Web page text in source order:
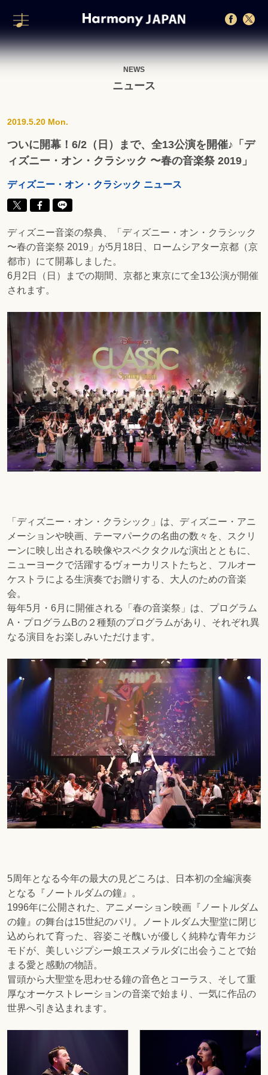
NEWS
ニュース
2019.5.20 Mon.
ついに開幕！6/2（日）まで、全13公演を開催♪「デ
ィズニー・オン・クラシック 〜春の音楽祭 2019」
ディズニー・オン・クラシック ニュース
ディズニー音楽の祭典、「ディズニー・オン・クラシック
〜春の音楽祭 2019」が5月18日、ロームシアター京都（京
都市）にて開幕しました。
6月2日（日）までの期間、京都と東京にて全13公演が開催
されます。
「ディズニー・オン・クラシック」は、ディズニー・アニ
メーションや映画、テーマパークの名曲の数々を、スクリ
ーンに映し出される映像やスペクタクルな演出とともに、
ニューヨークで活躍するヴォーカリストたちと、フルオー
ケストラによる生演奏でお贈りする、大人のための音楽
会。
毎年5月・6月に開催される「春の音楽祭」は、プログラム
A・プログラムBの２種類のプログラムがあり、それぞれ異
なる演目をお楽しみいただけます。
5周年となる今年の最大の見どころは、日本初の全編演奏
となる『ノートルダムの鐘』。
1996年に公開された、アニメーション映画『ノートルダム
の鐘』の舞台は15世紀のパリ。ノートルダム大聖堂に閉じ
込められて育った、容姿こそ醜いが優しく純粋な青年カジ
モドが、美しいジプシー娘エスメラルダに出会うことで始
まる愛と感動の物語。
冒頭から大聖堂を思わせる鐘の音色とコーラス、そして重
厚なオーケストレーションの音楽で始まり、一気に作品の
世界へ引き込まれます。